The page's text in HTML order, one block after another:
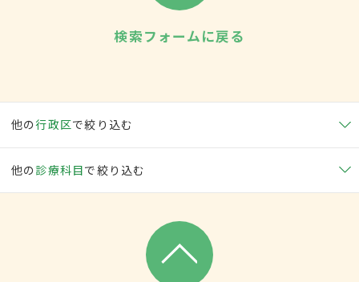
検索フォームに戻る
他の行政区で絞り込む
他の 診療科目で絞り込む